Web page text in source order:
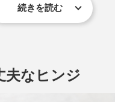
にMagSafe対応の充電器
、その便利な機能をフル
続きを読む
夫なヒンジ